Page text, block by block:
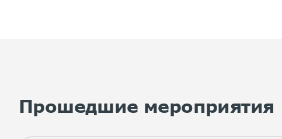
Прошедшие мероприятия